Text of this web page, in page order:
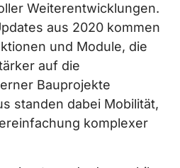
Weiterentwicklungen.
aus 2020 kommen
und Module, die
auf die
Bauprojekte
standen dabei Mobilität,
komplexer